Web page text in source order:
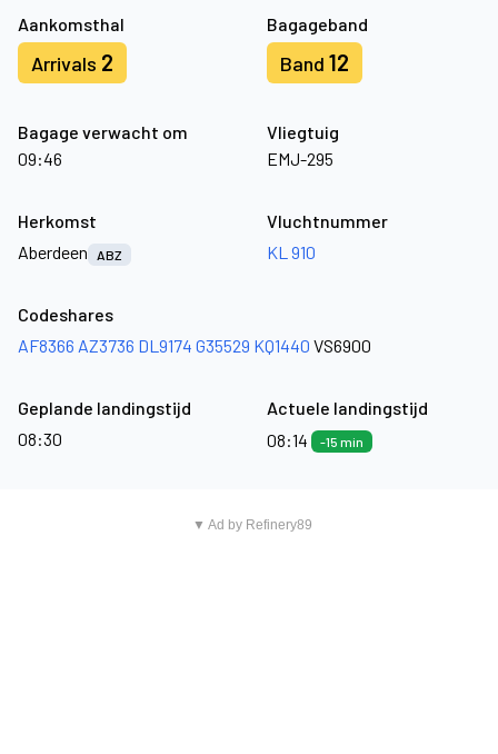
Aankomsthal
Arrivals 2
Bagageband
Band 12
Bagage verwacht om
09:46
Vliegtuig
EMJ-295
Herkomst
Aberdeen
ABZ
Vluchtnummer
KL 910
Codeshares
AF8366 AZ3736 DL9174 G35529 KQ1440 VS6900
Geplande landingstijd
08:30
Actuele landingstijd
08:14
-15 min
▼ Ad by Refinery89